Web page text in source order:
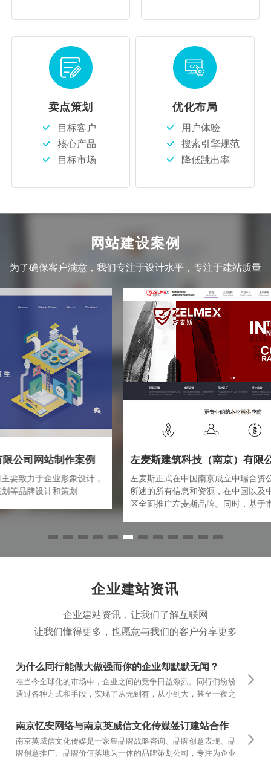
卖点策划
目标客户
核心产品
目标市场
优化布局
用户体验
搜索引擎规范
降低跳出率
网站建设案例
为了确保客户满意，我们专注于设计水平，专注于建站质量
左麦斯建筑科技（南京）有限公司网站制作案例
左麦斯正式在中国南京成立中瑞合资公司，将整合以上
所述的所有信息和资源，在中国以及中国周边国家和地
区全面推广左麦斯品牌。同时，基于市场、人才和成本
部之外的核心一环。
企业建站资讯
企业建站资讯，让我们了解互联网
让我们懂得更多，也愿意与我们的客户分享更多
为什么同行能做大做强而你的企业却默默无闻？
在当今全球化的市场中，企业之间的竞争日益激烈。同行们纷纷
通过各种方式和手段，实现了从无到有，从小到大，甚至一夜之
间家喻户晓。然而，为什么有些企业却仍然在默默无闻中挣扎
南京忆安网络与南京英威信文化传媒签订建站合作
南京英威信文化传媒是一家集品牌战略咨询、品牌创意表现、品
牌创意推广、品牌价值落地为一体的品牌策划公司，专注为企业
提供品牌定位和品牌设计 坚持专项调研，精准诊断，团队策划，